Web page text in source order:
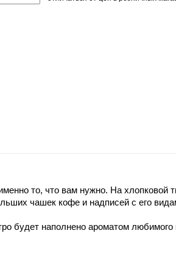
то, что вам нужно. На хлопковой
чашек кофе и надписей с его
будет наполнено ароматом любимого